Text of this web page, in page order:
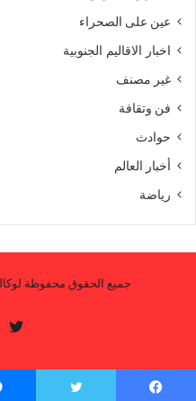
عين على الصحراء
اخبار الاقاليم الجنوبية
غير مصنف
فن وتقافة
حوادث
أخبار العالم
رياضة
جميع الحقوق محفوظة لوكالة